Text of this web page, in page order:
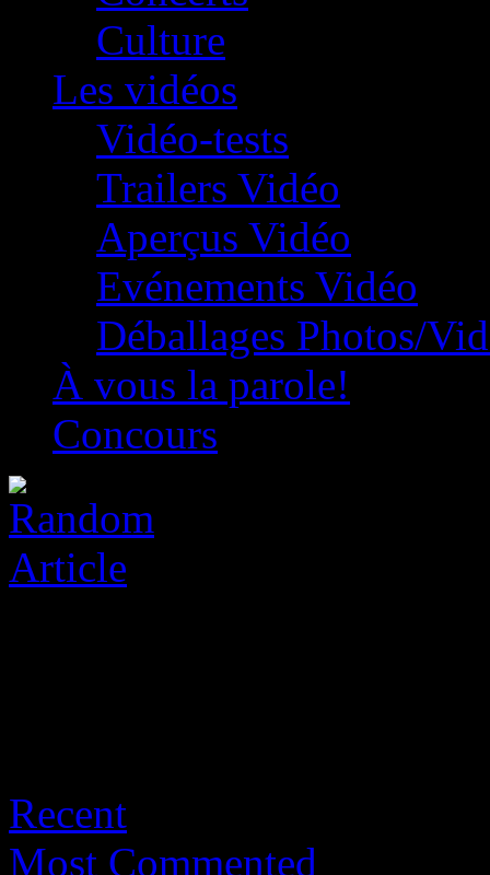
Culture
Les vidéos
Vidéo-tests
Trailers Vidéo
Aperçus Vidéo
Evénements Vidéo
Déballages Photos/
À vous la parole!
Concours
Recent
Most Commented